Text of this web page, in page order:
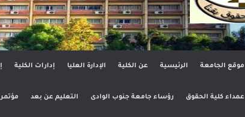
موقع الجامعة الرئيسية عن الكلية الإدارة العليا إدارات الكلية
عمداء كلية الحقوق رؤساء جامعة جنوب الوادى التعليم عن بعد